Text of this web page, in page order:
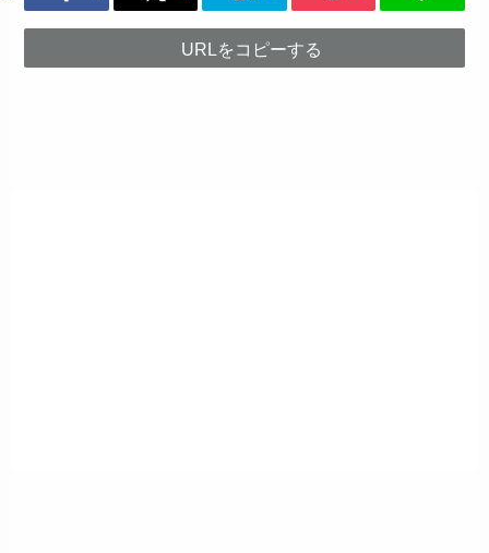
URLをコピーする